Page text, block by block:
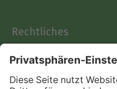
Rechtliches
AGB
Informationen nach Data